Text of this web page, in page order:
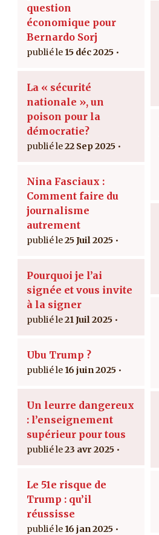
question
économique pour
Bernardo Sorj
15 déc 2025
La « sécurité
nationale », un
poison pour la
démocratie?
22 Sep 2025
Nina Fasciaux :
Comment faire du
journalisme
autrement
25 Juil 2025
Pourquoi je l’ai
signée et vous invite
à la signer
21 Juil 2025
Ubu Trump ?
16 juin 2025
Un leurre dangereux
: l’enseignement
supérieur pour tous
23 avr 2025
Le 51e risque de
Trump : qu’il
réussisse
16 jan 2025